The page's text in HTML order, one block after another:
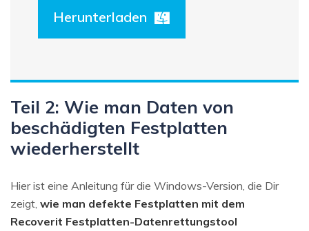
Herunterladen
Teil 2: Wie man Daten von
beschädigten Festplatten
wiederherstellt
Hier ist eine Anleitung für die Windows-Version, die Dir
zeigt, wie man defekte Festplatten mit dem
Recoverit Festplatten-Datenrettungstool